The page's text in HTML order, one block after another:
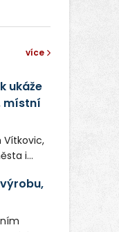
více
ukáže
místní
Vítkovic,
i
vstoupí